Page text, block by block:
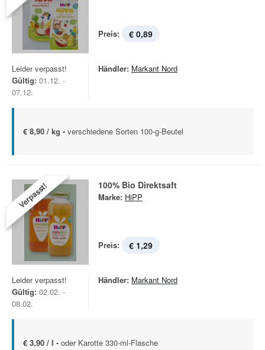
Preis: € 0,89
Leider verpasst!
Gültig: 01.12. -
07.12.
Händler: Markant Nord
€ 8,90 / kg - verschiedene Sorten 100-g-Beutel
Verpasst! 100% Bio Direktsaft
Marke: HiPP
Preis: € 1,29
Leider verpasst!
Gültig: 02.02. -
08.02.
Händler: Markant Nord
€ 3,90 / l - oder Karotte 330-ml-Flasche